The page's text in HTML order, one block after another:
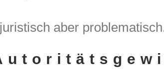
aber